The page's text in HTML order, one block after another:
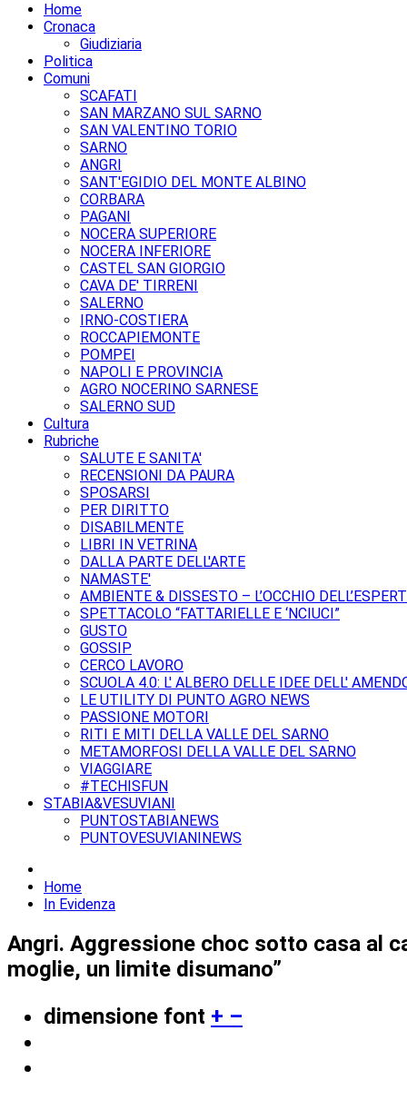
Home
Cronaca
Giudiziaria
Politica
Comuni
SCAFATI
SAN MARZANO SUL SARNO
SAN VALENTINO TORIO
SARNO
ANGRI
SANT'EGIDIO DEL MONTE ALBINO
CORBARA
PAGANI
NOCERA SUPERIORE
NOCERA INFERIORE
CASTEL SAN GIORGIO
CAVA DE' TIRRENI
SALERNO
IRNO-COSTIERA
ROCCAPIEMONTE
POMPEI
NAPOLI E PROVINCIA
AGRO NOCERINO SARNESE
SALERNO SUD
Cultura
Rubriche
SALUTE E SANITA'
RECENSIONI DA PAURA
SPOSARSI
PER DIRITTO
DISABILMENTE
LIBRI IN VETRINA
DALLA PARTE DELL'ARTE
NAMASTE'
AMBIENTE & DISSESTO – L’OCCHIO
SPETTACOLO “FATTARIELLE E ‘NCIUCI”
GUSTO
GOSSIP
CERCO LAVORO
SCUOLA 4.0: L' ALBERO DELLE IDEE DELL'
LE UTILITY DI PUNTO AGRO NEWS
PASSIONE MOTORI
RITI E MITI DELLA VALLE DEL SARNO
METAMORFOSI DELLA VALLE DEL SARNO
VIAGGIARE
#TECHISFUN
STABIA&VESUVIANI
PUNTOSTABIANEWS
PUNTOVESUVIANINEWS
Home
In Evidenza
Angri. Aggressione choc sotto casa al
moglie, un limite disumano”
dimensione font + –